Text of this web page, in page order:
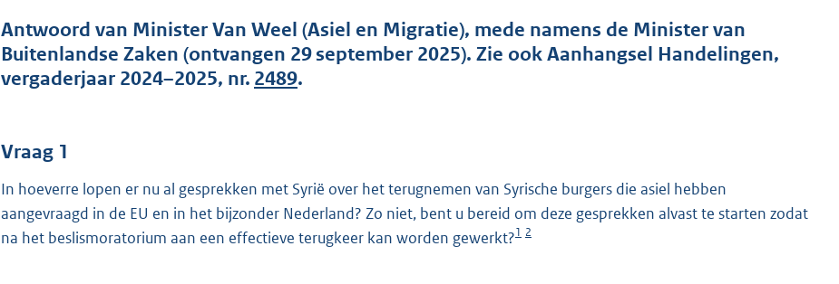
r
:
5
3
Antwoord van Minister Van Weel (Asiel en Migratie), mede namens de Minister van
Buitenlandse Zaken (ontvangen 29 september 2025). Zie ook Aanhangsel Handelingen,
vergaderjaar 2024–2025, nr. 2489.
Vraag 1
In hoeverre lopen er nu al gesprekken met Syrië over het terugnemen van Syrische burgers die asiel hebben
aangevraagd in de EU en in het bijzonder Nederland? Zo niet, bent u bereid om deze gesprekken alvast te starten zodat
na het beslismoratorium aan een effectieve terugkeer kan worden gewerkt?1 2